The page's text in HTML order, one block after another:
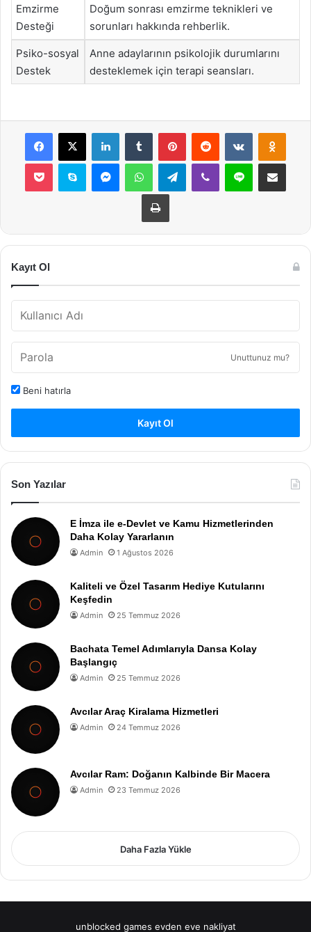
Emzirme
Desteği
Doğum sonrası emzirme teknikleri ve
sorunları hakkında rehberlik.
Psiko-sosyal
Destek
Anne adaylarının psikolojik durumlarını
desteklemek için terapi seansları.
Facebook
X LinkedInTumblr PinterestReddit VKontakte
Pocket Skype MessengerWhatsAppTelegramViber Line E-Posta ile
Yazdır
Kayıt Ol
Unuttunuz mu?
Beni hatırla
Kayıt Ol
Son Yazılar
E İmza ile e-Devlet ve Kamu Hizmetlerinden
Daha Kolay Yararlanın
Admin 1 Ağustos 2026
Kaliteli ve Özel Tasarım Hediye Kutularını
Keşfedin
Admin 25 Temmuz 2026
Bachata Temel Adımlarıyla Dansa Kolay
Başlangıç
Admin 25 Temmuz 2026
Avcılar Araç Kiralama Hizmetleri
Admin 24 Temmuz 2026
Avcılar Ram: Doğanın Kalbinde Bir Macera
Admin 23 Temmuz 2026
Daha Fazla Yükle
unblocked games evden eve nakliyat